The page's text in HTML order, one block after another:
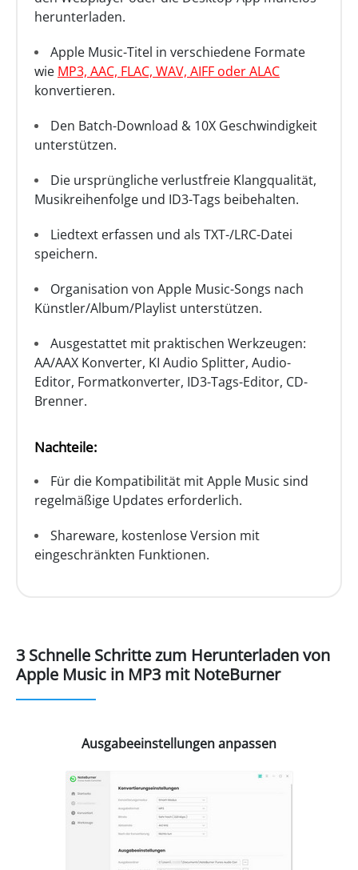
herunterladen.
Apple Music-Titel in verschiedene Formate
wie MP3, AAC, FLAC, WAV, AIFF oder ALAC
konvertieren.
Den Batch-Download & 10X Geschwindigkeit
unterstützen.
Die ursprüngliche verlustfreie Klangqualität,
Musikreihenfolge und ID3-Tags beibehalten.
Liedtext erfassen und als TXT-/LRC-Datei
speichern.
Organisation von Apple Music-Songs nach
Künstler/Album/Playlist unterstützen.
Ausgestattet mit praktischen Werkzeugen:
AA/AAX Konverter, KI Audio Splitter, Audio-
Editor, Formatkonverter, ID3-Tags-Editor, CD-
Brenner.
Nachteile:
Für die Kompatibilität mit Apple Music sind
regelmäßige Updates erforderlich.
Shareware, kostenlose Version mit
eingeschränkten Funktionen.
3 Schnelle Schritte zum Herunterladen von
Apple Music in MP3 mit NoteBurner
Ausgabeeinstellungen anpassen